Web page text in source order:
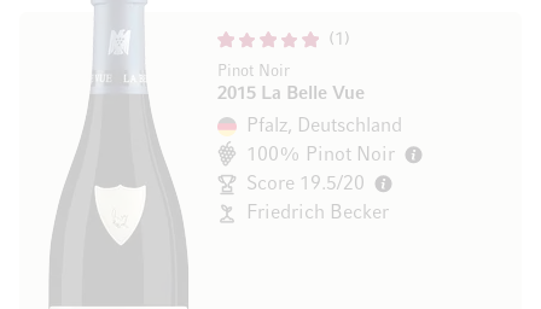
1
Pinot Noir
2015 La Belle Vue
Pfalz, Deutschland
100% Pinot Noir
Score 19.5/20
Friedrich Becker